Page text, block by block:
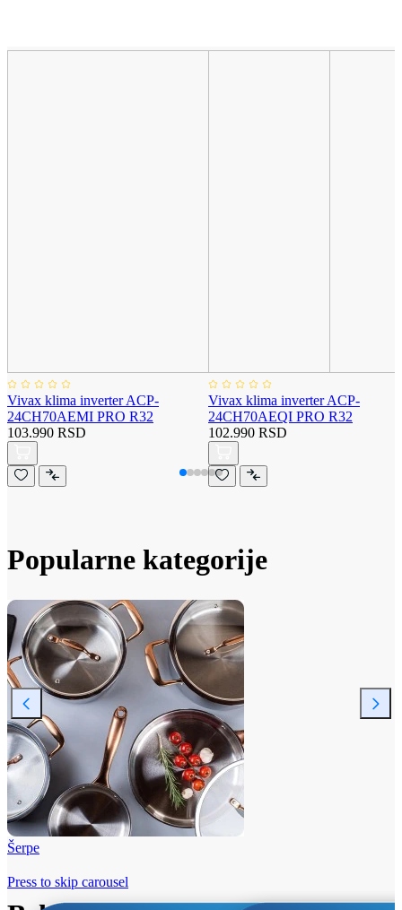
Vivax klima inverter ACP-
24CH70AEMI PRO R32
103.990 RSD
Vivax klima inverter ACP-
24CH70AEQI PRO R32
102.990 RSD
Popularne kategorije
Šerpe
Press to skip carousel